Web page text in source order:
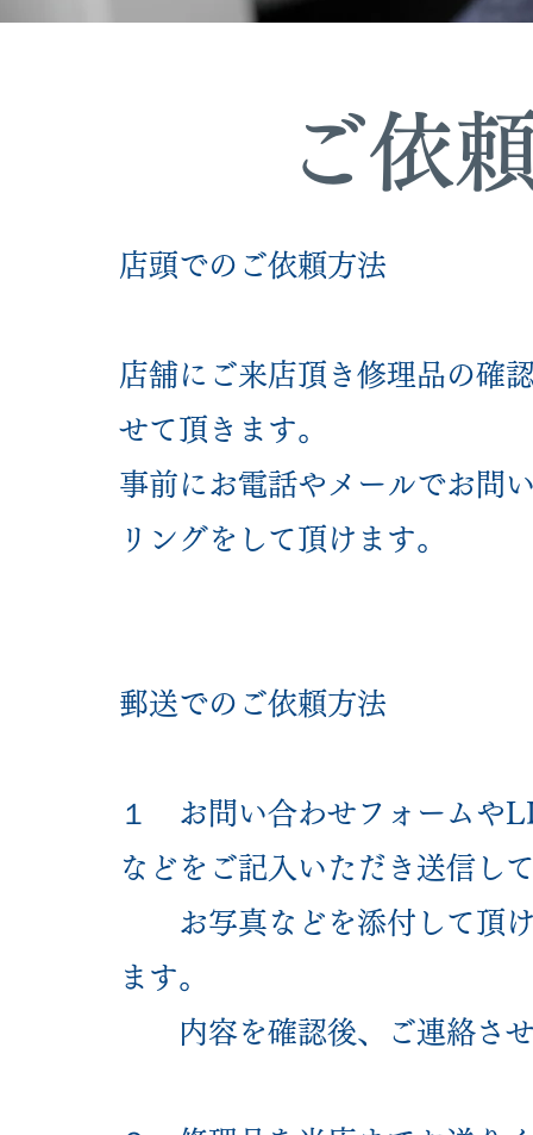
ご依
店頭でのご依頼方法
店舗にご来店頂き修理品の確
せて頂きます。
事前にお電話やメールでお問
リングをして頂けます。
郵送でのご依頼方法
１ お問い合わせフォームや
などをご記入いただき送信し
お写真などを添付して頂け
ます。
内容を確認後、ご連絡させ